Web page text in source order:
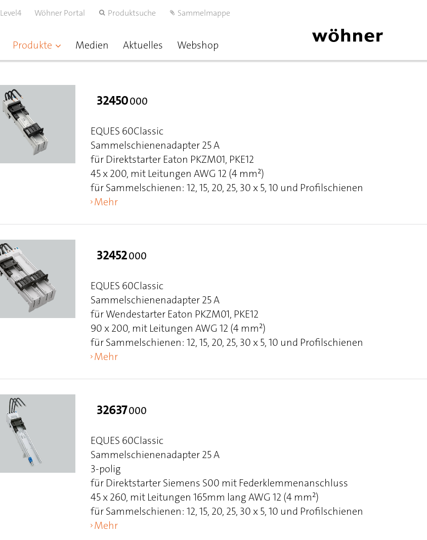
Produkte Medien Aktuelles Webshop
Level4 Wöhner Portal Produktsuche Sammelmappe
32450000
EQUES 60Classic
Sammelschienenadapter 25 A
für Direktstarter Eaton PKZM01, PKE12
45 x 200, mit Leitungen AWG 12 (4 mm²)
für Sammelschienen: 12, 15, 20, 25, 30 x 5, 10 und Profilschienen
Mehr
32452000
EQUES 60Classic
Sammelschienenadapter 25 A
für Wendestarter Eaton PKZM01, PKE12
90 x 200, mit Leitungen AWG 12 (4 mm²)
für Sammelschienen: 12, 15, 20, 25, 30 x 5, 10 und Profilschienen
Mehr
32637000
EQUES 60Classic
Sammelschienenadapter 25 A
3-polig
für Direktstarter Siemens S00 mit Federklemmenanschluss
45 x 260, mit Leitungen 165mm lang AWG 12 (4 mm²)
für Sammelschienen: 12, 15, 20, 25, 30 x 5, 10 und Profilschienen
Mehr